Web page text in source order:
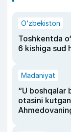
O‘zbekiston
Toshkentda
6 kishiga sud
Madaniyat
“U boshqalar
otasini